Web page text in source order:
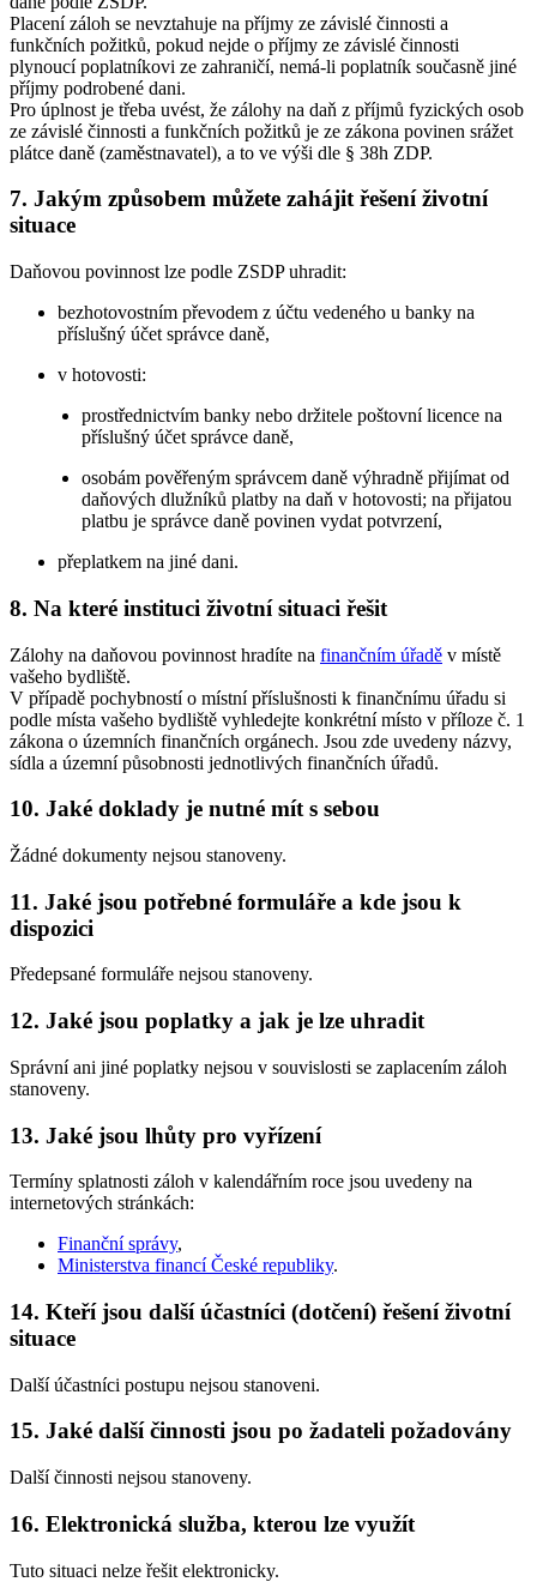
Placení záloh se nevztahuje na příjmy ze závislé činnosti a
funkčních požitků, pokud nejde o příjmy ze závislé činnosti
plynoucí poplatníkovi ze zahraničí, nemá-li poplatník současně jiné
příjmy podrobené dani.
Pro úplnost je třeba uvést, že zálohy na daň z příjmů fyzických osob
ze závislé činnosti a funkčních požitků je ze zákona povinen srážet
plátce daně (zaměstnavatel), a to ve výši dle § 38h ZDP.
7. Jakým způsobem můžete zahájit řešení životní
situace
Daňovou povinnost lze podle ZSDP uhradit:
bezhotovostním převodem z účtu vedeného u banky na
příslušný účet správce daně,
v hotovosti:
prostřednictvím banky nebo držitele poštovní licence na
příslušný účet správce daně,
osobám pověřeným správcem daně výhradně přijímat od
daňových dlužníků platby na daň v hotovosti; na přijatou
platbu je správce daně povinen vydat potvrzení,
přeplatkem na jiné dani.
8. Na které instituci životní situaci řešit
Zálohy na daňovou povinnost hradíte na finančním úřadě v místě
vašeho bydliště.
V případě pochybností o místní příslušnosti k finančnímu úřadu si
podle místa vašeho bydliště vyhledejte konkrétní místo v příloze č. 1
zákona o územních finančních orgánech. Jsou zde uvedeny názvy,
sídla a územní působnosti jednotlivých finančních úřadů.
10. Jaké doklady je nutné mít s sebou
Žádné dokumenty nejsou stanoveny.
11. Jaké jsou potřebné formuláře a kde jsou k
dispozici
Předepsané formuláře nejsou stanoveny.
12. Jaké jsou poplatky a jak je lze uhradit
Správní ani jiné poplatky nejsou v souvislosti se zaplacením záloh
stanoveny.
13. Jaké jsou lhůty pro vyřízení
Termíny splatnosti záloh v kalendářním roce jsou uvedeny na
internetových stránkách:
Finanční správy,
Ministerstva financí České republiky.
14. Kteří jsou další účastníci (dotčení) řešení životní
situace
Další účastníci postupu nejsou stanoveni.
15. Jaké další činnosti jsou po žadateli požadovány
Další činnosti nejsou stanoveny.
16. Elektronická služba, kterou lze využít
Tuto situaci nelze řešit elektronicky.